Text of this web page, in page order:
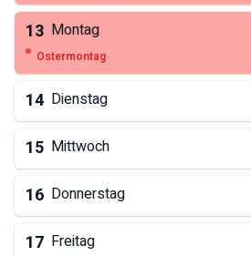
13 Montag
Ostermontag
14 Dienstag
15 Mittwoch
16 Donnerstag
17 Freitag